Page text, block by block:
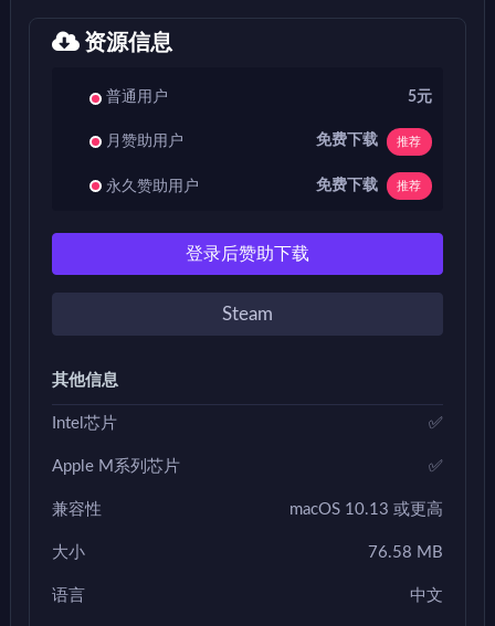
资源信息
普通用户 5元
月赞助用户 免费下载 推荐
永久赞助用户 免费下载 推荐
登录后赞助下载
Steam
其他信息
Intel芯片 ✅
Apple M系列芯片 ✅
兼容性 macOS 10.13 或更高
大小 76.58 MB
语言 中文